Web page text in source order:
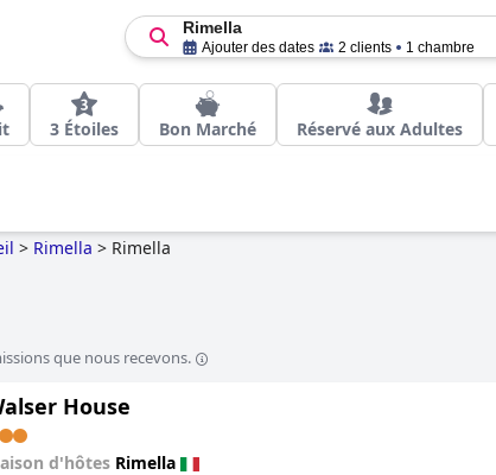
Rimella
Ajouter des dates 2 clients 1 chambre
3 Étoiles Bon Marché Réservé aux Adultes
> Rimella > Rimella
que nous recevons.
House
d'hôtes Rimella